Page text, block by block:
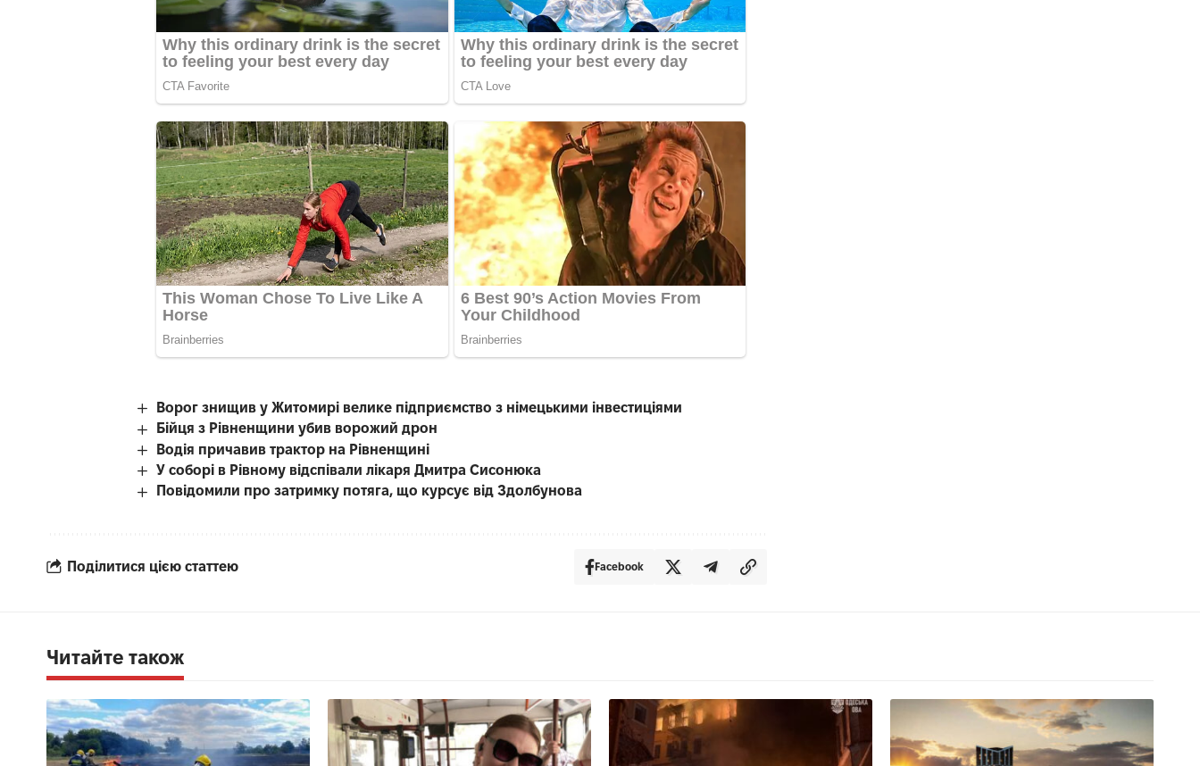
Ворог знищив у Житомирі велике підприємство з німецькими інвестиціями
Бійця з Рівненщини убив ворожий дрон
Водія причавив трактор на Рівненщині
У соборі в Рівному відспівали лікаря Дмитра Сисонюка
Повідомили про затримку потяга, що курсує від Здолбунова
Поділитися цією статтею Facebook
Читайте також